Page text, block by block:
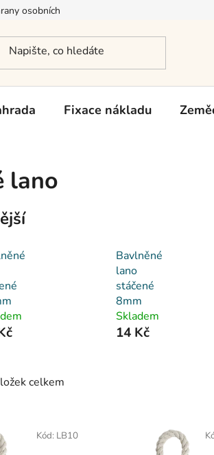
osobních údajů
Fixace nákladu
lano
Bavlněné
lano
stáčené
8mm
Skladem
14 Kč
celkem
Kód: LB10